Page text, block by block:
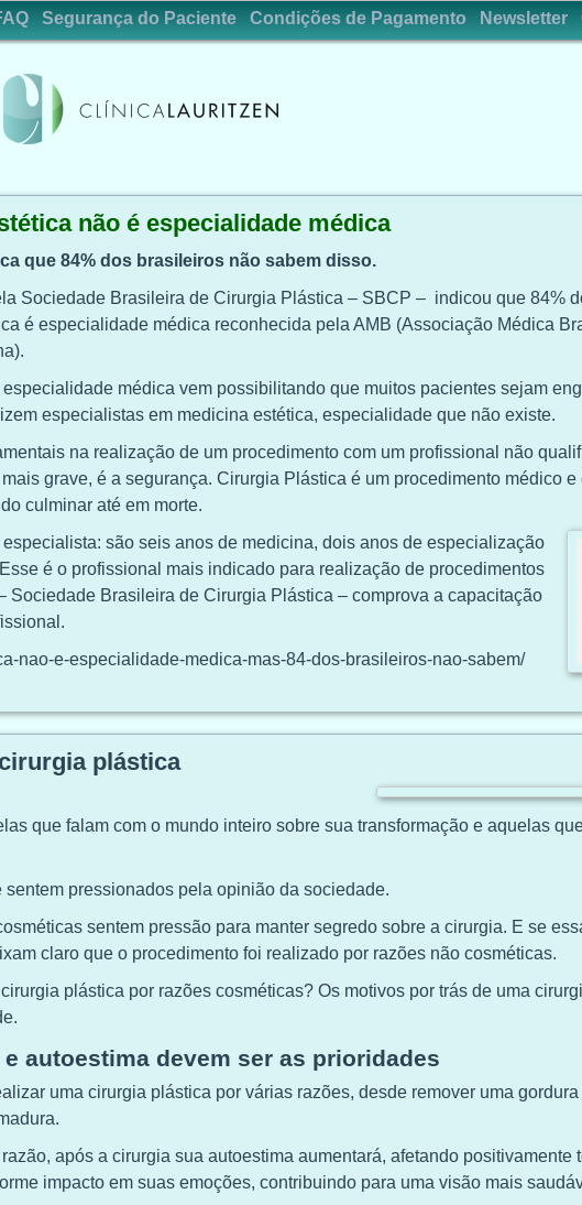
Segurança do Paciente Condições de Pagamento Newsletter
não é especialidade médica
que 84% dos brasileiros não sabem disso.
Sociedade Brasileira de Cirurgia Plástica – SBCP – indicou que 84%
é especialidade médica reconhecida pela AMB (Associação Médica
médica vem possibilitando que muitos pacientes sejam
especialistas em medicina estética, especialidade que não existe.
na realização de um procedimento com um profissional não
grave, é a segurança. Cirurgia Plástica é um procedimento médico e
culminar até em morte.
são seis anos de medicina, dois anos de especialização
é o profissional mais indicado para realização de procedimentos
Brasileira de Cirurgia Plástica – comprova a capacitação
nao-e-especialidade-medica-mas-84-dos-brasileiros-nao-sabem/
plástica
que falam com o mundo inteiro sobre sua transformação e aquelas
pressionados pela opinião da sociedade.
sentem pressão para manter segredo sobre a cirurgia. E se
claro que o procedimento foi realizado por razões não cosméticas.
plástica por razões cosméticas? Os motivos por trás de uma
autoestima devem ser as prioridades
uma cirurgia plástica por várias razões, desde remover uma
após a cirurgia sua autoestima aumentará, afetando positivamente
impacto em suas emoções, contribuindo para uma visão mais